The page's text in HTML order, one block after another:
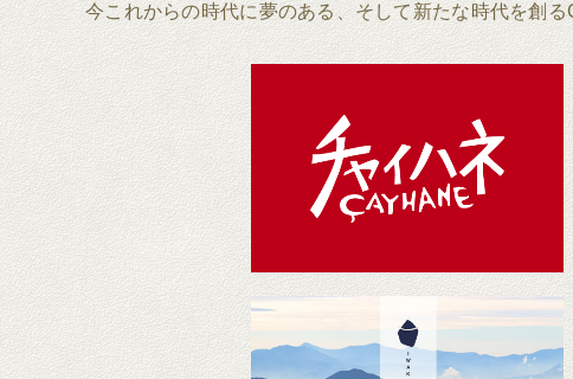
今これからの時代に夢のある、そして新たな時代を創る